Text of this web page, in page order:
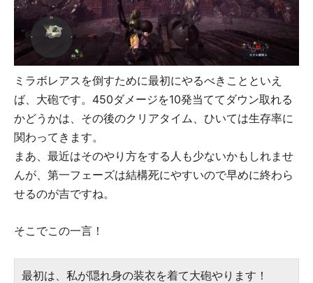
ミラボレアスを倒すために最初にやるべきことといえ
ば、大砲です。450ダメージを10発当ててダウン取れる
かどうかは、その後のクリアタイム、ひいては生存率に
関わってきます。
まあ、最近はそのやり方をする人も少ないかもしれませ
んが、第一フェーズは結構死にやすいので早めに終わら
せるのが吉ですね。
そこでこの一言！
最初は、私が隠れ身の装衣を着て大砲やります！